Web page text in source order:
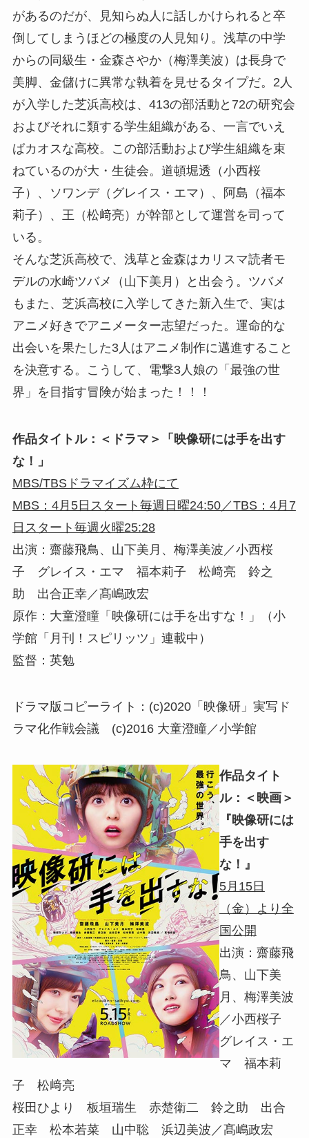
があるのだが、見知らぬ人に話しかけられると卒
倒してしまうほどの極度の人見知り。浅草の中学
からの同級生・金森さやか（梅澤美波）は長身で
美脚、金儲けに異常な執着を見せるタイプだ。2人
が入学した芝浜高校は、413の部活動と72の研究会
およびそれに類する学生組織がある、一言でいえ
ばカオスな高校。この部活動および学生組織を束
ねているのが大・生徒会。道頓堀透（小西桜
子）、ソワンデ（グレイス・エマ）、阿島（福本
莉子）、王（松﨑亮）が幹部として運営を司って
いる。
そんな芝浜高校で、浅草と金森はカリスマ読者モ
デルの水崎ツバメ（山下美月）と出会う。ツバメ
もまた、芝浜高校に入学してきた新入生で、実は
アニメ好きでアニメーター志望だった。運命的な
出会いを果たした3人はアニメ制作に邁進すること
を決意する。こうして、電撃3人娘の「最強の世
界」を目指す冒険が始まった！！！
作品タイトル：＜ドラマ＞「映像研には手を出す
な！」
MBS/TBSドラマイズム枠にて
MBS：4月5日スタート毎週日曜24:50／TBS：4月7
日スタート毎週火曜25:28
出演：齋藤飛鳥、山下美月、梅澤美波／小西桜
子 グレイス・エマ 福本莉子 松﨑亮 鈴之
助 出合正幸／髙嶋政宏
原作：大童澄瞳「映像研には手を出すな！」（小
学館「月刊！スピリッツ」連載中）
監督：英勉
ドラマ版コピーライト：(c)2020「映像研」実写ド
ラマ化作戦会議 (c)2016 大童澄瞳／小学館
作品タイト
ル：＜映画＞
『映像研には
手を出す
な！』
5月15日
（金）より全
国公開
出演：齋藤飛
鳥、山下美
月、梅澤美波
／小西桜子
グレイス・エ
マ 福本莉
子 松﨑亮
桜田ひより 板垣瑞生 赤楚衛二 鈴之助 出合
正幸 松本若菜 山中聡 浜辺美波／髙嶋政宏